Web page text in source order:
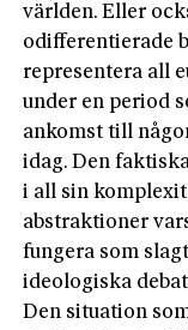
världen. Eller
odifferentierade
representera all
under en period
ankomst till
idag. Den
i all sin
abstraktioner
fungera som
ideo­logiska
Den situation